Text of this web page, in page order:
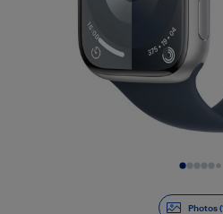
Photos